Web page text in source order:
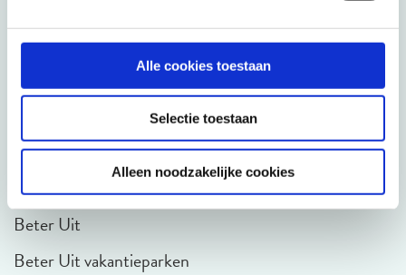
Alle cookies toestaan
Selectie toestaan
Alleen noodzakelijke cookies
Werken bij Beter Uit
Reisleiding
Beter Uit websites
Beter Uit
Beter Uit vakantieparken